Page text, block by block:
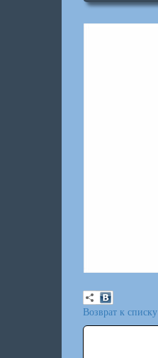
Возврат к списку